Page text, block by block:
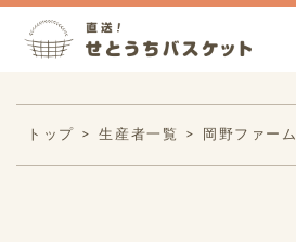
トップ 生産者一覧 岡野ファーム